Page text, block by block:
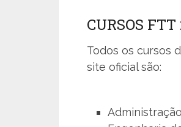
CURSOS FTT
Todos os cursos
site oficial são: